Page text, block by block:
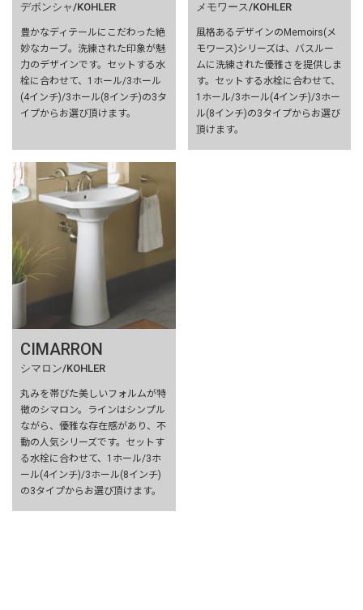
デボンシャ/KOHLER
豊かなディテールにこだわった絶
妙なカーブ。洗練された印象が魅
力のデザインです。セットする水
栓に合わせて、1ホール/3ホール
(4インチ)/3ホール(8インチ)の3タ
イプからお選び頂けます。
メモワース/KOHLER
風格あるデザインのMemoirs(メ
モワース)シリーズは、バスルー
ムに洗練された優雅さを提供しま
す。セットする水栓に合わせて、
1ホール/3ホール(4インチ)/3ホー
ル(8インチ)の3タイプからお選び
頂けます。
CIMARRON
シマロン/KOHLER
丸みを帯びた美しいフォルムが特
徴のシマロン。ラインはシンプル
ながら、優雅な存在感があり、不
動の人気シリーズです。セットす
る水栓に合わせて、1ホール/3ホ
ール(4インチ)/3ホール(8インチ)
の3タイプからお選び頂けます。